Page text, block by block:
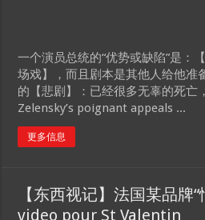
一个演员总统的“优势或缺陷”是：
场戏】，而且剧本是其他人给他准
的【悲剧】：已经很多无辜的死亡
Zelensky’s poignant appeals ...
更多信息
【东西视记】法国某品牌
video pour St Valentin